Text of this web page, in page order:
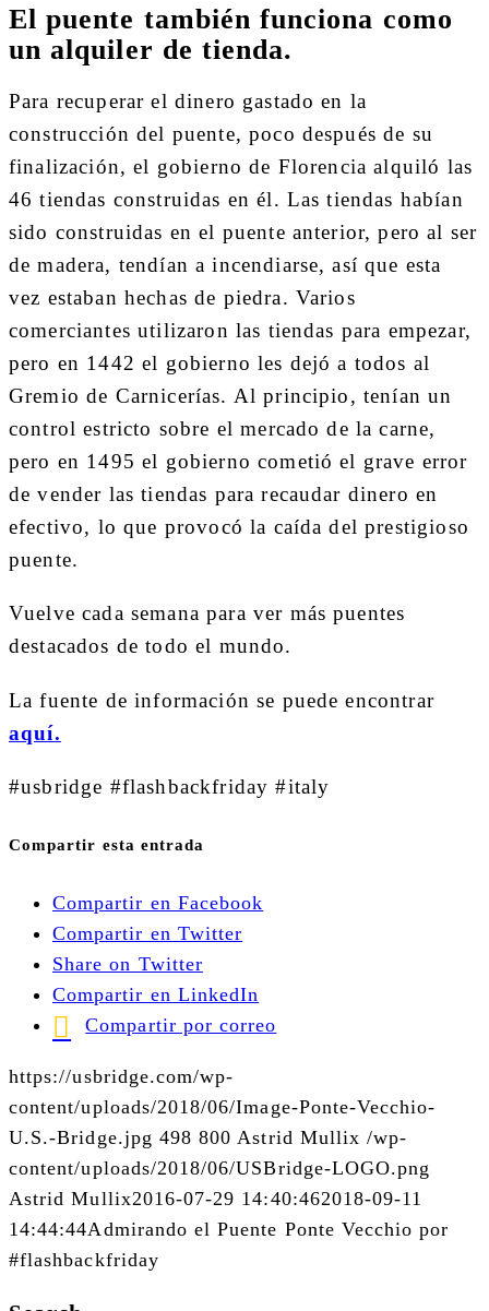
El puente también funciona como
un alquiler de tienda.
Para recuperar el dinero gastado en la
construcción del puente, poco después de su
finalización, el gobierno de Florencia alquiló las
46 tiendas construidas en él. Las tiendas habían
sido construidas en el puente anterior, pero al ser
de madera, tendían a incendiarse, así que esta
vez estaban hechas de piedra. Varios
comerciantes utilizaron las tiendas para empezar,
pero en 1442 el gobierno les dejó a todos al
Gremio de Carnicerías. Al principio, tenían un
control estricto sobre el mercado de la carne,
pero en 1495 el gobierno cometió el grave error
de vender las tiendas para recaudar dinero en
efectivo, lo que provocó la caída del prestigioso
puente.
Vuelve cada semana para ver más puentes
destacados de todo el mundo.
La fuente de información se puede encontrar
aquí.
#usbridge #flashbackfriday #italy
Compartir esta entrada
Compartir en Facebook
Compartir en Twitter
Share on Twitter
Compartir en LinkedIn
Compartir por correo
https://usbridge.com/wp-
content/uploads/2018/06/Image-Ponte-Vecchio-
U.S.-Bridge.jpg 498 800 Astrid Mullix /wp-
content/uploads/2018/06/USBridge-LOGO.png
Astrid Mullix2016-07-29 14:40:462018-09-11
14:44:44Admirando el Puente Ponte Vecchio por
#flashbackfriday